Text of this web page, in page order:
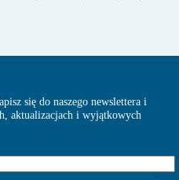
się do naszego newslettera i
aktualizacjach i wyjątkowych